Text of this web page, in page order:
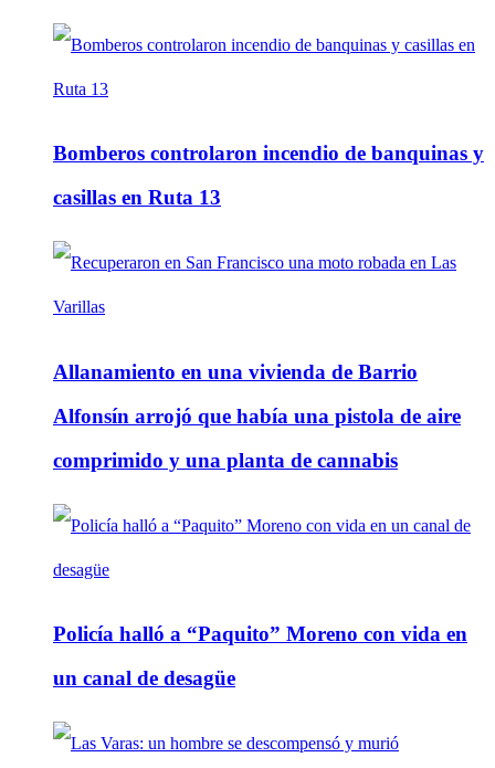
Bomberos controlaron incendio de banquinas y
casillas en Ruta 13
Allanamiento en una vivienda de Barrio
Alfonsín arrojó que había una pistola de aire
comprimido y una planta de cannabis
Policía halló a “Paquito” Moreno con vida en
un canal de desagüe